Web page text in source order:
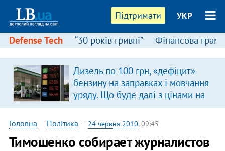
Підтримати УКР
Defense Tech “30 років гривні” Фінансова
Дизель по 100 грн, «дефіцит»
бензину на заправках і мовчання
уряду. Що буде далі з цінами на
пальне?
Головна — Політика — 24 червня 2010, 09:45
Тимошенко собирает журналистов